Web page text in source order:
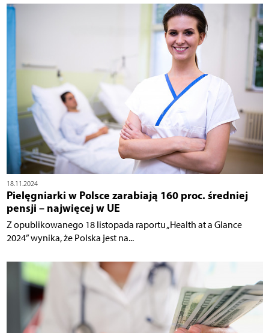
18.11.2024
Pielęgniarki w Polsce zarabiają 160 proc. średniej
pensji – najwięcej w UE
Z opublikowanego 18 listopada raportu „Health at a Glance
2024” wynika, że Polska jest na...